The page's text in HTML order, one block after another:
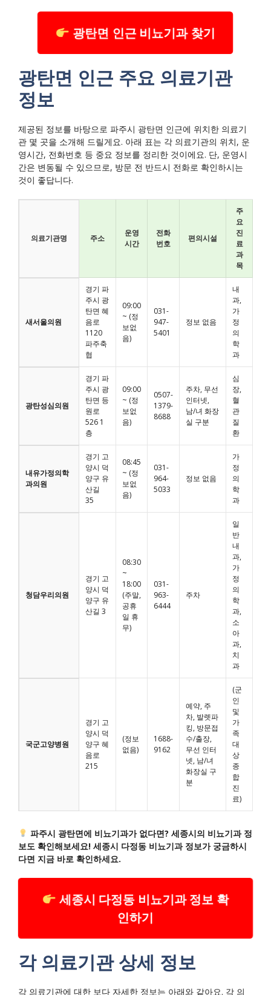
광탄면 인근 비뇨기과 찾기
광탄면 인근 주요 의료기관
정보
제공된 정보를 바탕으로 파주시 광탄면 인근에 위치한 의료기
관 몇 곳을 소개해 드릴게요. 아래 표는 각 의료기관의 위치, 운
영시간, 전화번호 등 중요 정보를 정리한 것이에요. 단, 운영시
간은 변동될 수 있으므로, 방문 전 반드시 전화로 확인하시는
것이 좋답니다.
의료기관명 주소
운영
시간
전화
번호
편의시설
주
요
진
료
과
목
새서울의원
경기 파
주시 광
탄면 혜
음로
1120
파주축
협
09:00
~ (정
보없
음)
031-
947-
5401
정보 없음
내
과,
가
정
의
학
과
광탄성심의원
경기 파
주시 광
탄면 등
원로
526 1
층
09:00
~ (정
보없
음)
0507-
1379-
8688
주차, 무선
인터넷,
남/녀 화장
실 구분
심
장,
혈
관
질
환
내유가정의학
과의원
경기 고
양시 덕
양구 유
산길
35
08:45
~ (정
보없
음)
031-
964-
5033
정보 없음
가
정
의
학
과
청담우리의원
경기 고
양시 덕
양구 유
산길 3
08:30
~
18:00
(주말,
공휴
일 휴
무)
031-
963-
6444
주차
일
반
내
과,
가
정
의
학
과,
소
아
과,
치
과
국군고양병원
경기 고
양시 덕
양구 혜
음로
215
(정보
없음)
1688-
9162
예약, 주
차, 발렛파
킹, 방문접
수/출장,
무선 인터
넷, 남/녀
화장실 구
분
(군
인
및
가
족
대
상
종
합
진
료)
파주시 광탄면에 비뇨기과가 없다면? 세종시의 비뇨기과 정
보도 확인해보세요! 세종시 다정동 비뇨기과 정보가 궁금하시
다면 지금 바로 확인하세요.
세종시 다정동 비뇨기과 정보 확
인하기
각 의료기관 상세 정보
각 의료기관에 대한 보다 자세한 정보는 아래와 같아요. 각 의